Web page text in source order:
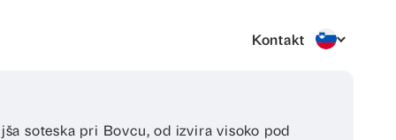
Kontakt
soteska pri Bovcu, od izvira visoko pod